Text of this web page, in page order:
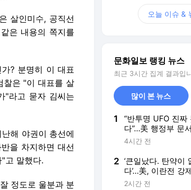
살인미수, 공직선
은 내용의 쪽지를
? 분명히 이 대표
찰은 "이 대표를 살
"라고 묻자 김씨는
해 야권이 총선에
을 차지하면 대선
고 말했다.
정도로 울분과 분
오늘 이슈 &
문화일보 랭킹 뉴스
최근 3시간 집계 결과입
많이 본 뉴스
1
“반투명 UFO 진짜
다”…美 행정부 문
등록된 국방부 직원
4시간 전
2 ‘큰일났다. 탄약이
다’…美, 이란전 강
료?
2시간 전